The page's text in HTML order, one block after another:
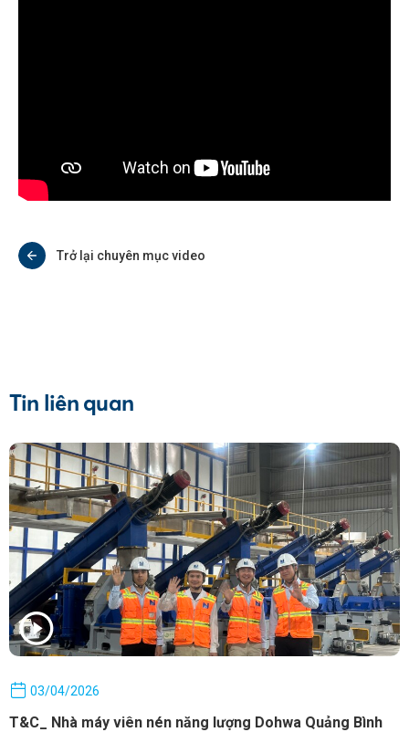
Trở lại chuyên mục video
Tin liên quan
03/04/2026
T&C_ Nhà máy viên nén năng lượng Dohwa Quảng Bình